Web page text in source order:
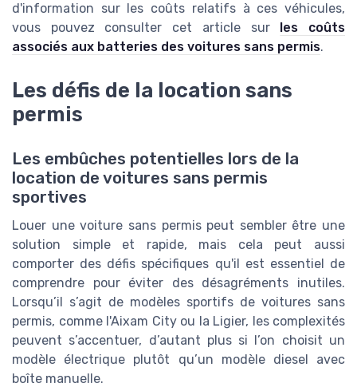
d'information sur les coûts relatifs à ces véhicules,
vous pouvez consulter cet article sur
les coûts
associés aux batteries des voitures sans permis.
Les défis de la location sans
permis
Les embûches potentielles lors de la
location de voitures sans permis
sportives
Louer une voiture sans permis peut sembler être une
solution simple et rapide, mais cela peut aussi
comporter des défis spécifiques qu'il est essentiel de
comprendre pour éviter des désagréments inutiles.
Lorsqu’il s’agit de modèles sportifs de voitures sans
permis, comme l'Aixam City ou la Ligier, les complexités
peuvent s’accentuer, d’autant plus si l’on choisit un
modèle électrique plutôt qu’un modèle diesel avec
boîte manuelle.